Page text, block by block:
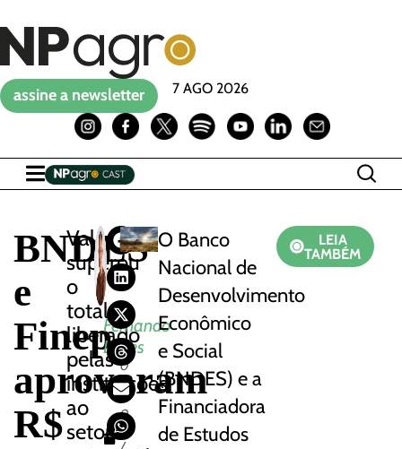
assine a newsletter 7 AGO 2026
BNDES
e
Finep
aprovaram
R$
Valor
superou
o
total
liberado
pelas
instituições
ao
setor
Fernando
Lopes
0
4
/
0
8
O Banco
Nacional de
Desenvolvimento
Econômico
e Social
(BNDES) e a
Financiadora
de Estudos
LEIA
TAMBÉM